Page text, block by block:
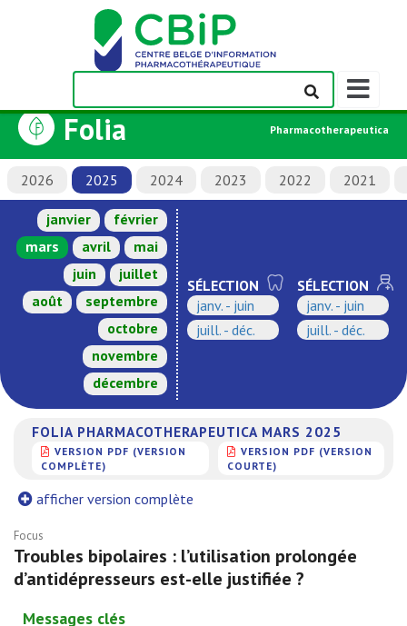
Afficher/
la
de
navigation
Folia Pharmacotherapeutica
2026 2025 2024 2023 2022 2021
janvier
février
mars
avril
mai
juin
juillet
août
septembre
octobre
novembre
décembre
SÉLECTION
janv. - juin
juill. - déc.
SÉLECTION
janv. - juin
juill. - déc.
FOLIA PHARMACOTHERAPEUTICA MARS 2025
VERSION PDF (VERSION
COMPLÈTE)
VERSION PDF (VERSION
COURTE)
afficher version complète
Focus
Troubles bipolaires : l’utilisation prolongée
d’antidépresseurs est-elle justifiée ?
Messages clés